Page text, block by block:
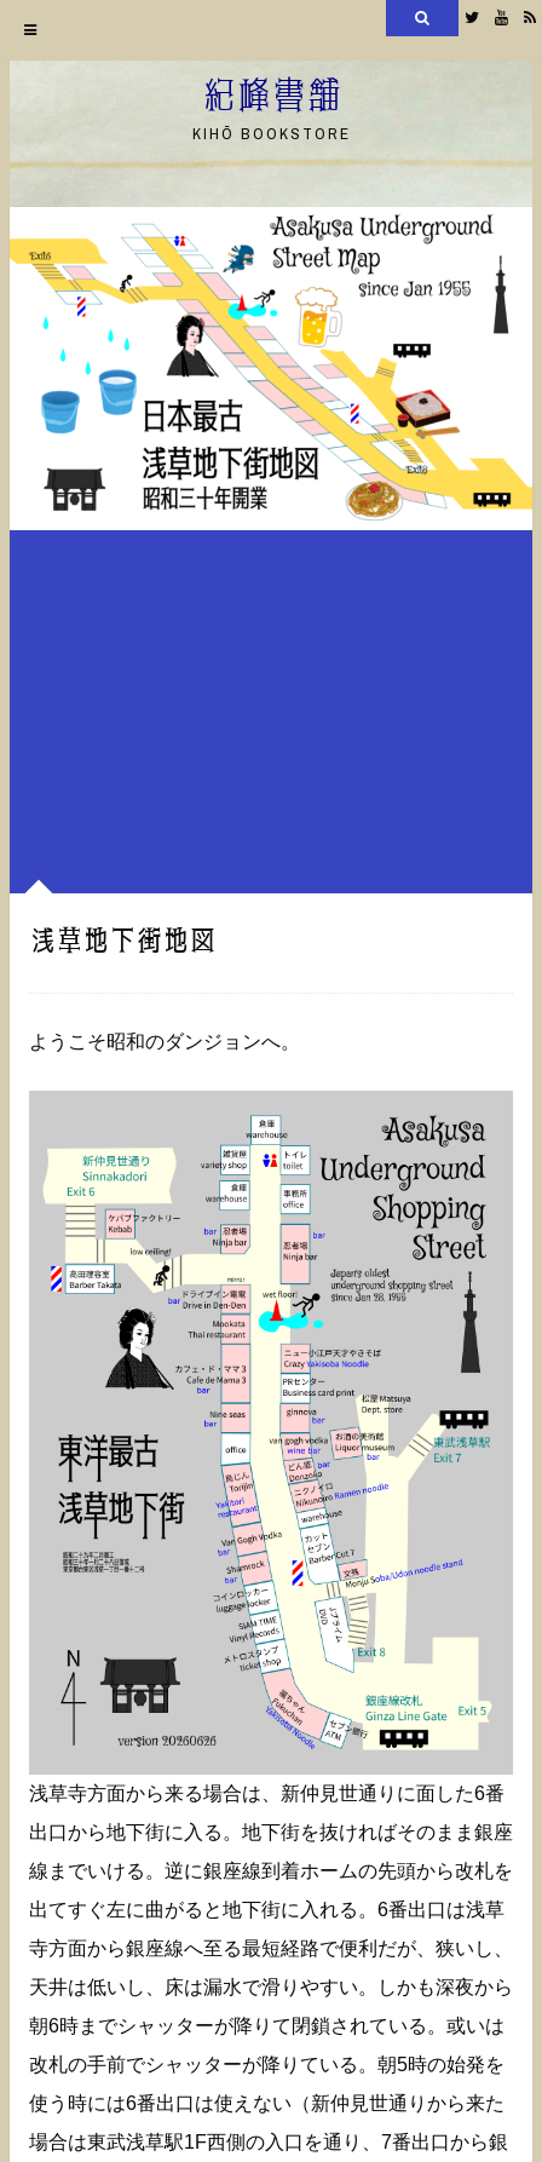
ン
ツ
へ
Twitter
紀峰書舗
KIHŌ BOOKSTORE
浅草地下街地図
ようこそ昭和のダンジョンへ。
浅草寺方面から来る場合は、新仲見世通りに面した6番
出口から地下街に入る。地下街を抜ければそのまま銀座
線までいける。逆に銀座線到着ホームの先頭から改札を
出てすぐ左に曲がると地下街に入れる。6番出口は浅草
寺方面から銀座線へ至る最短経路で便利だが、狭いし、
天井は低いし、床は漏水で滑りやすい。しかも深夜から
朝6時までシャッターが降りて閉鎖されている。或いは
改札の手前でシャッターが降りている。朝5時の始発を
使う時には6番出口は使えない（新仲見世通りから来た
場合は東武浅草駅1F西側の入口を通り、7番出口から銀